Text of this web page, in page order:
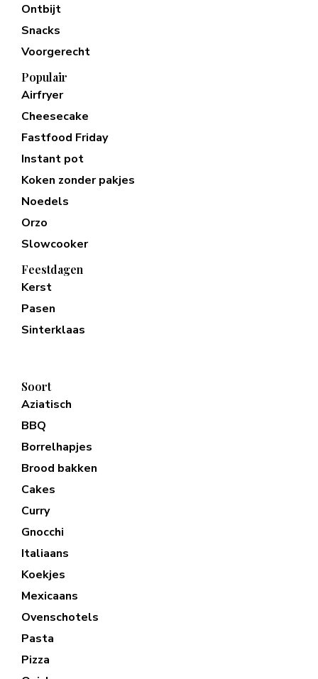
Ontbijt
Snacks
Voorgerecht
Populair
Airfryer
Cheesecake
Fastfood Friday
Instant pot
Koken zonder pakjes
Noedels
Orzo
Slowcooker
Feestdagen
Kerst
Pasen
Sinterklaas
Soort
Aziatisch
BBQ
Borrelhapjes
Brood bakken
Cakes
Curry
Gnocchi
Italiaans
Koekjes
Mexicaans
Ovenschotels
Pasta
Pizza